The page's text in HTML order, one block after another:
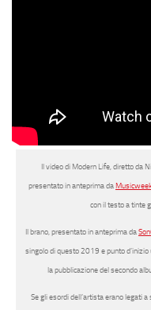
Il video diModern Life, diretto da
presentato in anteprima da
con il testo a tinte
Il brano, presentato in anteprima da
singolo di questo 2019 e punto
la pubblicazione del secondo
Se gli esordi dell’artista erano legati